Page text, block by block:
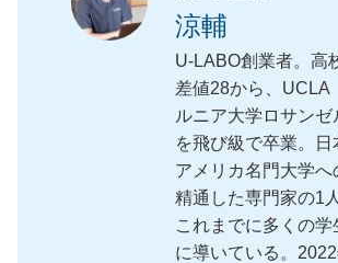
涼輔
U-LABO創業者。高
差値28から、UCLA
ルニア大学ロサンゼ
を飛び級で卒業。日
アメリカ名門大学へ
精通した専門家の1
これまでに多くの学
に導いている。